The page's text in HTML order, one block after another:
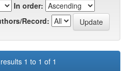
In order:
Record:
1 to 1 of 1